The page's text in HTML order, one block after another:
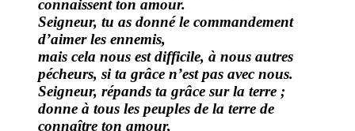
connaissent ton amour.
Seigneur, tu as donné le commandement
d’aimer les ennemis,
mais cela nous est difficile, à nous autres
pécheurs, si ta grâce n’est pas avec nous.
Seigneur, répands ta grâce sur la terre ;
donne à tous les peuples de la terre de
connaître ton amour,